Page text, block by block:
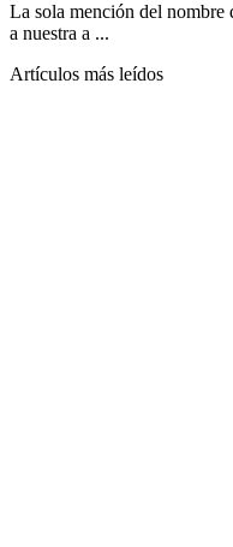
La sola mención del nombre
a nuestra a ...
Artículos más leídos